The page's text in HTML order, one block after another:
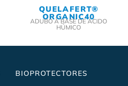
QUELAFERT®
ORGANIC40
ADUBO À BASE DE ÁCIDO
HÚMICO
BIOPROTECTORES